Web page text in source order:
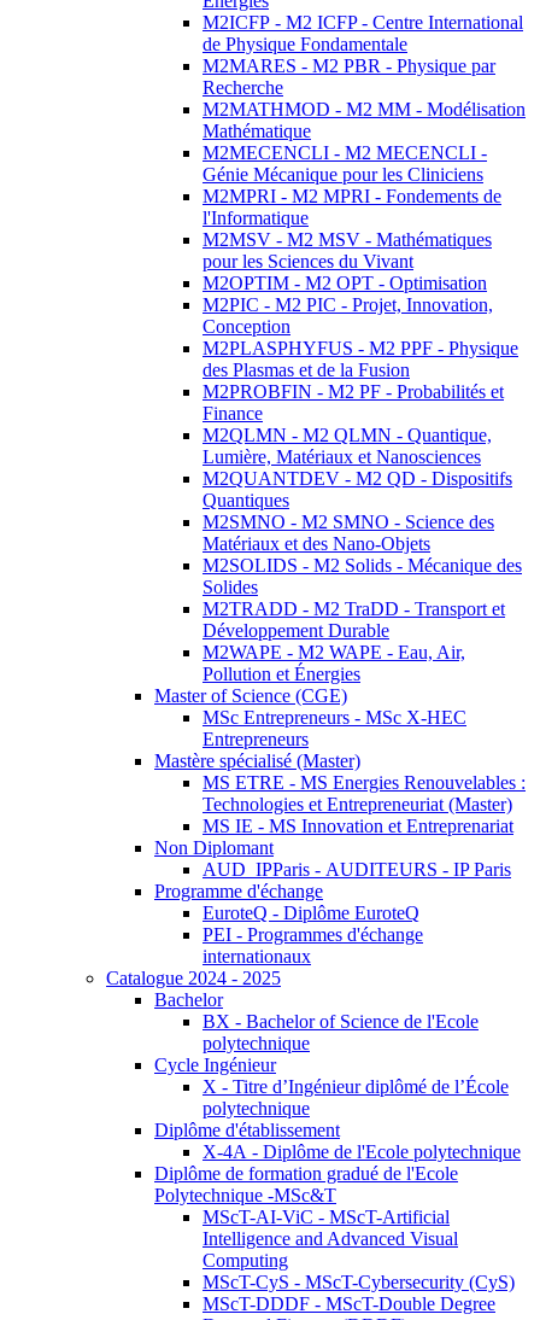
M2ICFP - M2 ICFP - Centre International
de Physique Fondamentale
M2MARES - M2 PBR - Physique par
Recherche
M2MATHMOD - M2 MM - Modélisation
Mathématique
M2MECENCLI - M2 MECENCLI -
Génie Mécanique pour les Cliniciens
M2MPRI - M2 MPRI - Fondements de
l'Informatique
M2MSV - M2 MSV - Mathématiques
pour les Sciences du Vivant
M2OPTIM - M2 OPT - Optimisation
M2PIC - M2 PIC - Projet, Innovation,
Conception
M2PLASPHYFUS - M2 PPF - Physique
des Plasmas et de la Fusion
M2PROBFIN - M2 PF - Probabilités et
Finance
M2QLMN - M2 QLMN - Quantique,
Lumière, Matériaux et Nanosciences
M2QUANTDEV - M2 QD - Dispositifs
Quantiques
M2SMNO - M2 SMNO - Science des
Matériaux et des Nano-Objets
M2SOLIDS - M2 Solids - Mécanique des
Solides
M2TRADD - M2 TraDD - Transport et
Développement Durable
M2WAPE - M2 WAPE - Eau, Air,
Pollution et Énergies
Master of Science (CGE)
MSc Entrepreneurs - MSc X-HEC
Entrepreneurs
Mastère spécialisé (Master)
MS ETRE - MS Energies Renouvelables :
Technologies et Entrepreneuriat (Master)
MS IE - MS Innovation et Entreprenariat
Non Diplomant
AUD_IPParis - AUDITEURS - IP Paris
Programme d'échange
EuroteQ - Diplôme EuroteQ
PEI - Programmes d'échange
internationaux
Catalogue 2024 - 2025
Bachelor
BX - Bachelor of Science de l'Ecole
polytechnique
Cycle Ingénieur
X - Titre d’Ingénieur diplômé de l’École
polytechnique
Diplôme d'établissement
X-4A - Diplôme de l'Ecole polytechnique
Diplôme de formation gradué de l'Ecole
Polytechnique -MSc&T
MScT-AI-ViC - MScT-Artificial
Intelligence and Advanced Visual
Computing
MScT-CyS - MScT-Cybersecurity (CyS)
MScT-DDDF - MScT-Double Degree